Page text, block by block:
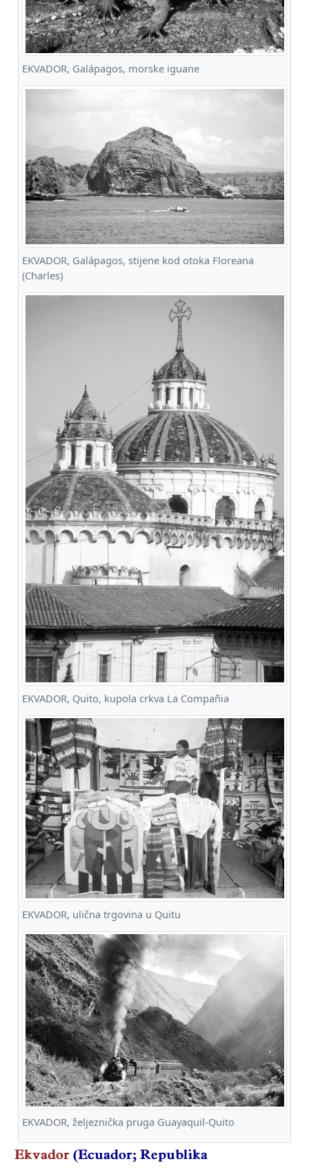
EKVADOR, Galápagos, morske iguane
EKVADOR, Galápagos, stijene kod otoka Floreana
(Charles)
EKVADOR, Quito, kupola crkva La Compañia
EKVADOR, ulična trgovina u Quitu
EKVADOR, željeznička pruga Guayaquil-Quito
Ekvador (Ecuador; Republika